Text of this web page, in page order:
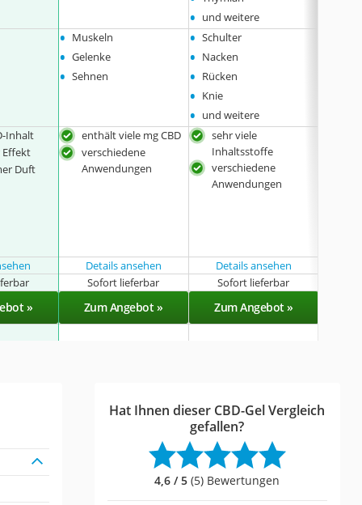
• und weitere
• Muskeln
• Gelenke
• Sehnen
• Schulter
• Nacken
• Rücken
• Knie
• und weitere
Inhalt
Duft
enthält viele mg CBD
verschiedene
Anwendungen
sehr viele
Inhaltsstoffe
verschiedene
Anwendungen
Details ansehen
Details ansehen
Sofort lieferbar Sofort lieferbar
» Zum Angebot » Zum Angebot »
Hat Ihnen dieser CBD-Gel Vergleich
gefallen?
4,6 / 5 (5) Bewertungen